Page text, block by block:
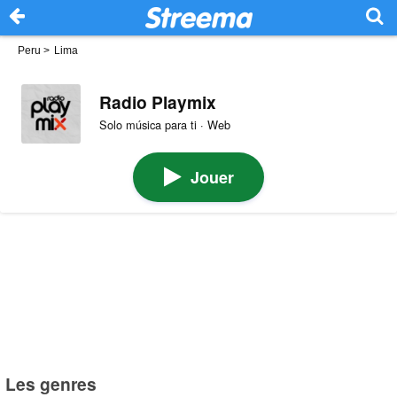
Peru > Lima
Radio Playmix
Solo música para ti · Web
Jouer
Les genres